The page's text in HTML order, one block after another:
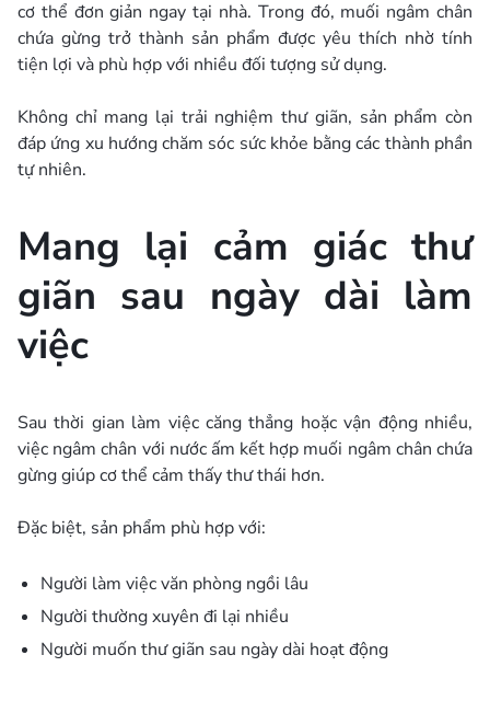
cơ thể đơn giản ngay tại nhà. Trong đó, muối ngâm chân
chứa gừng trở thành sản phẩm được yêu thích nhờ tính
tiện lợi và phù hợp với nhiều đối tượng sử dụng.
Không chỉ mang lại trải nghiệm thư giãn, sản phẩm còn
đáp ứng xu hướng chăm sóc sức khỏe bằng các thành phần
tự nhiên.
Mang lại cảm giác thư
giãn sau ngày dài làm
việc
Sau thời gian làm việc căng thẳng hoặc vận động nhiều,
việc ngâm chân với nước ấm kết hợp muối ngâm chân chứa
gừng giúp cơ thể cảm thấy thư thái hơn.
Đặc biệt, sản phẩm phù hợp với:
Người làm việc văn phòng ngồi lâu
Người thường xuyên đi lại nhiều
Người muốn thư giãn sau ngày dài hoạt động